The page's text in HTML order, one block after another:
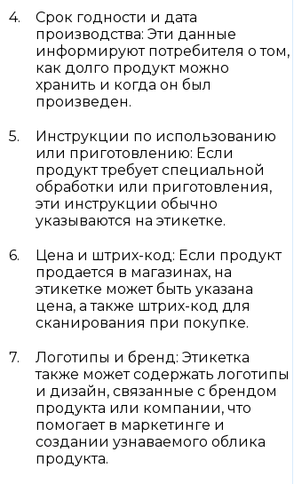
Срок годности и дата
производства: Эти данные
информируют потребителя о том,
как долго продукт можно
хранить и когда он был
произведен.
Инструкции по использованию
или приготовлению: Если
продукт требует специальной
обработки или приготовления,
эти инструкции обычно
указываются на этикетке.
Цена и штрих-код: Если продукт
продается в магазинах, на
этикетке может быть указана
цена, а также штрих-код для
сканирования при покупке.
Логотипы и бренд: Этикетка
также может содержать логотипы
и дизайн, связанные с брендом
продукта или компании, что
помогает в маркетинге и
создании узнаваемого облика
продукта.